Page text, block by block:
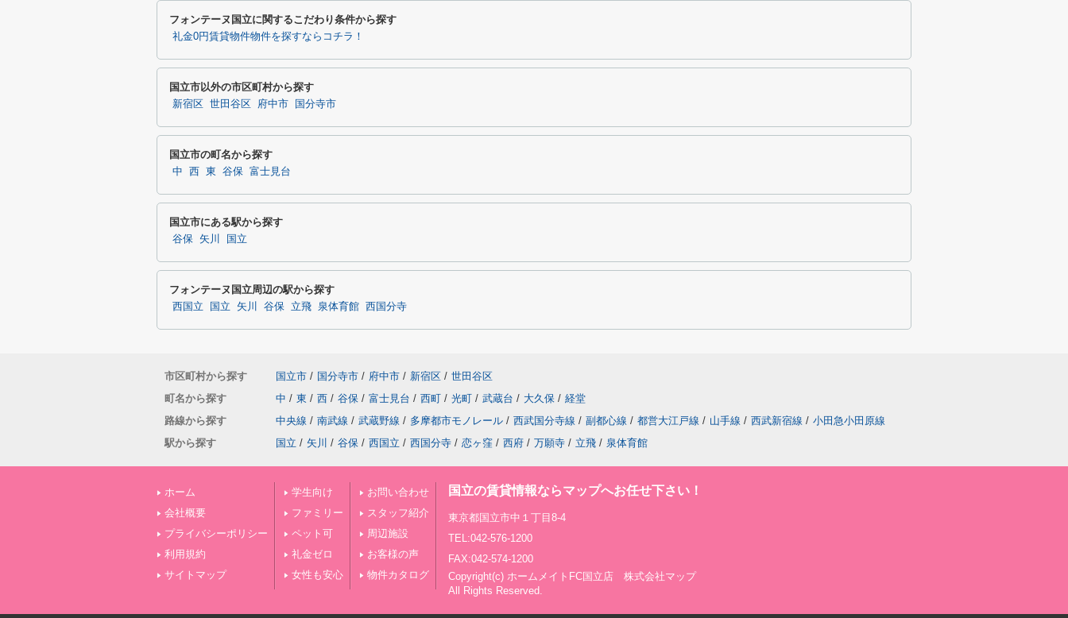
フォンテーヌ国立に関するこだわり条件から探す
礼金0円賃貸物件物件を探すならコチラ！
国立市以外の市区町村から探す
新宿区 世田谷区 府中市 国分寺市
国立市の町名から探す
中 西 東 谷保 富士見台
国立市にある駅から探す
谷保 矢川 国立
フォンテーヌ国立周辺の駅から探す
西国立 国立 矢川 谷保 立飛 泉体育館 西国分寺
市区町村から探す 国立市 / 国分寺市 / 府中市 / 新宿区 / 世田谷区
町名から探す
中 / 東 / 西 / 谷保 / 富士見台 / 西町 / 光町 / 武蔵台 / 大久保 / 経堂
路線から探す
中央線 / 南武線 / 武蔵野線 / 多摩都市モノレール / 西武国分寺線 / 副都心線 / 都営大江戸線 / 山手線 / 西武新宿線 / 小田急小田原線
駅から探す
国立 / 矢川 / 谷保 / 西国立 / 西国分寺 / 恋ヶ窪 / 西府 / 万願寺 / 立飛 / 泉体育館
ホーム
会社概要
プライバシーポリシー
利用規約
サイトマップ
学生向け
ファミリー
ペット可
礼金ゼロ
女性も安心
お問い合わせ
スタッフ紹介
周辺施設
お客様の声
物件カタログ
国立の賃貸情報ならマップへお任せ下さい！
東京都国立市中１丁目8-4
TEL:042-576-1200
FAX:042-574-1200
Copyright(c) ホームメイトFC国立店 株式会社マップ
All Rights Reserved.